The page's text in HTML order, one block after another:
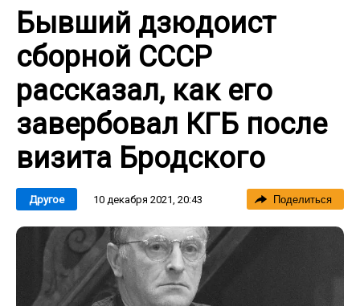
Бывший дзюдоист
сборной СССР
рассказал, как его
завербовал КГБ после
визита Бродского
Другое 10 декабря 2021, 20:43 Поделиться